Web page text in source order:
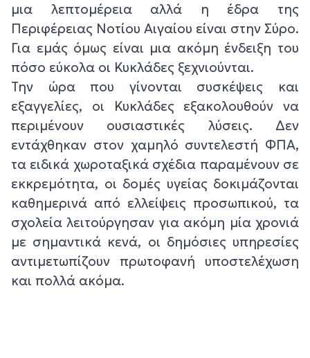
μια λεπτομέρεια αλλά η έδρα της
Περιφέρειας Νοτίου Αιγαίου είναι στην Σύρο.
Για εμάς όμως είναι μια ακόμη ένδειξη του
πόσο εύκολα οι Κυκλάδες ξεχνιούνται.
Την ώρα που γίνονται συσκέψεις και
εξαγγελίες, οι Κυκλάδες εξακολουθούν να
περιμένουν ουσιαστικές λύσεις. Δεν
εντάχθηκαν στον χαμηλό συντελεστή ΦΠΑ,
τα ειδικά χωροταξικά σχέδια παραμένουν σε
εκκρεμότητα, οι δομές υγείας δοκιμάζονται
καθημερινά από ελλείψεις προσωπικού, τα
σχολεία λειτούργησαν για ακόμη μία χρονιά
με σημαντικά κενά, οι δημόσιες υπηρεσίες
αντιμετωπίζουν πρωτοφανή υποστελέχωση
και πολλά ακόμα.